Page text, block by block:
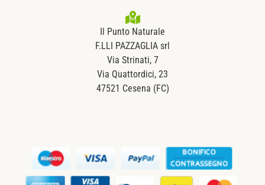
Il Punto Naturale
F.LLI PAZZAGLIA srl
Via Strinati, 7
Via Quattordici, 23
47521 Cesena (FC)